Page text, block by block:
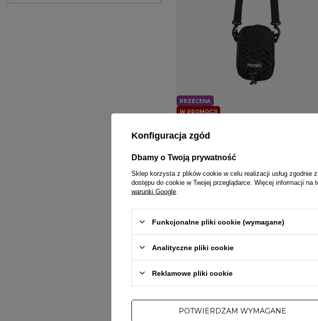
W PROMOCJI
PRZECENA
PROSTO
Saszetka listonoszka Prosto Zeta czarna
119,00 zł
109,00 zł
Konfiguracja zgód
Dbamy o Twoją prywatność
Sklep korzysta z plików cookie w celu realizacji usług zgodnie z
dostępu do cookie w Twojej przeglądarce. Więcej informacji
warunki Google
Funkcjonalne pliki cookie (wymagane)
Analityczne pliki cookie
Reklamowe pliki cookie
POTWIERDZAM WYMAGANE